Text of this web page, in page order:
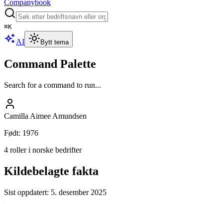
Companybook
⌘K
AI Bytt tema
Command Palette
Search for a command to run...
Camilla Aimee Amundsen
Født: 1976
4 roller i norske bedrifter
Kildebelagte fakta
Sist oppdatert: 5. desember 2025